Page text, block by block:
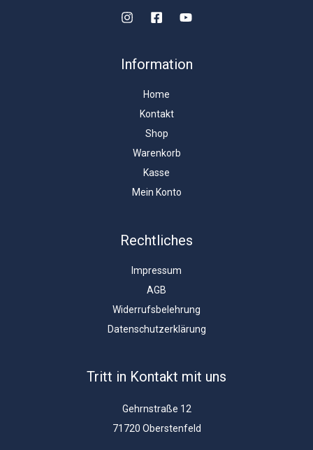
Information
Home
Kontakt
Shop
Warenkorb
Kasse
Mein Konto
Rechtliches
Impressum
AGB
Widerrufsbelehrung
Datenschutzerklärung
Tritt in Kontakt mit uns
Gehrnstraße 12
71720 Oberstenfeld